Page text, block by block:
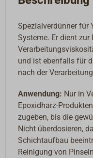
Spezialverdünner für
Systeme. Er dient zur
und ist ebenfalls für
nach der
Anwendung: Nur in
Epoxidharz-
zugeben, bis die
Nicht überdosieren,
Schichtaufbau
Reinigung von